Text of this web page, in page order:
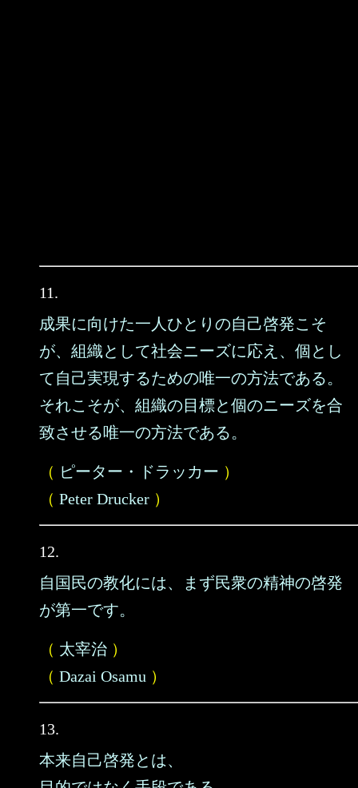
11.
成果に向けた一人ひとりの自己啓発こそ
が、組織として社会ニーズに応え、個とし
て自己実現するための唯一の方法である。
それこそが、組織の目標と個のニーズを合
致させる唯一の方法である。
（ ピーター・ドラッカー ）
（ Peter Drucker ）
12.
自国民の教化には、まず民衆の精神の啓発
が第一です。
（ 太宰治 ）
（ Dazai Osamu ）
13.
本来自己啓発とは、